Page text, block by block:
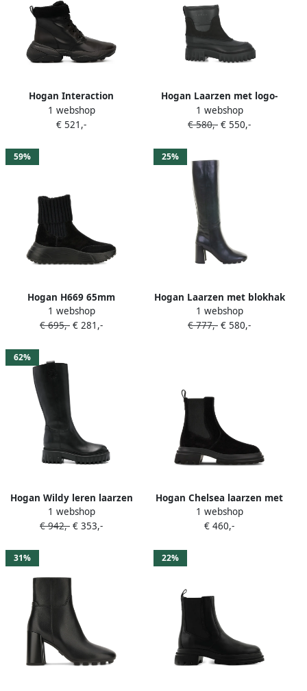
Hogan Interaction
enkellaarzen Zwart
1 webshop
€ 521,-
Hogan Laarzen met logo-
reliëf Zwart
1 webshop
€ 580,- € 550,-
59%
Hogan H669 65mm
geribbelde Chelsea laarzen
Zwart
1 webshop
€ 695,- € 281,-
25%
Hogan Laarzen met blokhak
Zwart
1 webshop
€ 777,- € 580,-
62%
Hogan Wildy leren laarzen
Zwart
1 webshop
€ 942,- € 353,-
Hogan Chelsea laarzen met
elastisch vlak Zwart
1 webshop
€ 460,-
31% 22%